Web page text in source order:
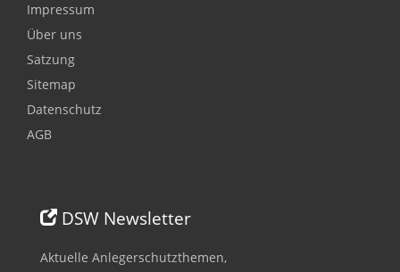
Impressum
Über uns
Satzung
Sitemap
Datenschutz
AGB
DSW Newsletter
Aktuelle Anlegerschutzthemen,